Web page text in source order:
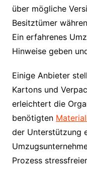
über mögliche
Besitztümer
Ein erfahrenes
Hinweise geben
Einige Anbieter
Kartons und
erleichtert die
benötigten
der Unterstützung
Prozess